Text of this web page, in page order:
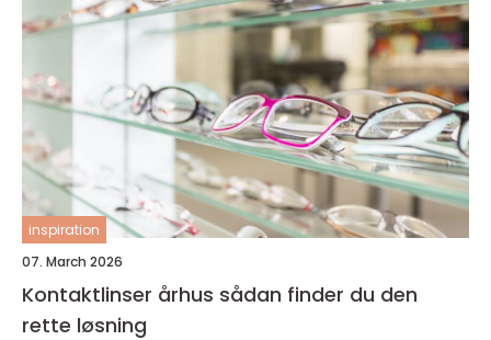
inspiration
07. March 2026
Kontaktlinser århus sådan finder du den
rette løsning